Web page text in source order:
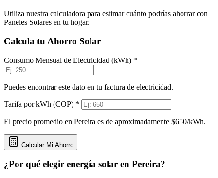
Utiliza nuestra calculadora para estimar cuánto podrías ahorrar con
Paneles Solares en tu hogar.
Calcula tu Ahorro Solar
Consumo Mensual de Electricidad (kWh) *
Puedes encontrar este dato en tu factura de electricidad.
Tarifa por kWh (COP) *
El precio promedio en Pereira es de aproximadamente $650/kWh.
Calcular Mi Ahorro
¿Por qué elegir energía solar en Pereira?